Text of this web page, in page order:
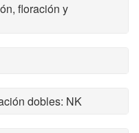
floración y
dobles: NK